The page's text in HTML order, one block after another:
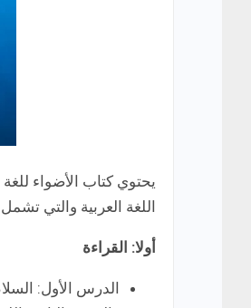
يحتوي كتاب الأضواء
اللغة العربية والتي
أولا: القراءة
الدرس الأول: